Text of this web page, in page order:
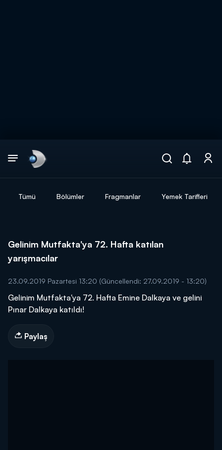
Tümü Bölümler Fragmanlar Yemek Tarifleri
Gelinim Mutfakta'ya 72. Hafta katılan
yarışmacılar
23.09.2019 Pazartesi 13:20 (Güncellendi: 27.09.2019 - 13:20)
Gelinim Mutfakta'ya 72. Hafta Emine Dalkaya ve gelini
Pınar Dalkaya katıldı!
Paylaş